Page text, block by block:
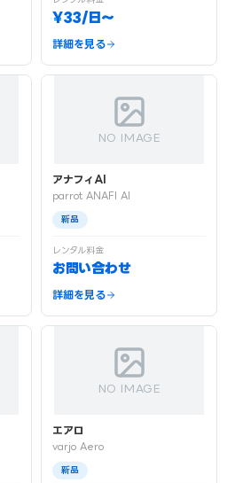
¥33/日〜
詳細を見る
NO IMAGE
アナフィAI
parrot ANAFI AI
新品
レンタル料金
お問い合わせ
詳細を見る
NO IMAGE
エアロ
varjo Aero
新品